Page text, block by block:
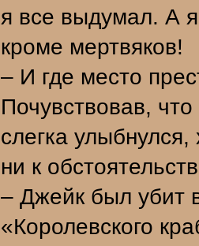
я все выдумал. А я
кроме мертвяков!
– И где место
Почувствовав,
слегка
ни к
– Джейк был убит
«Королевского